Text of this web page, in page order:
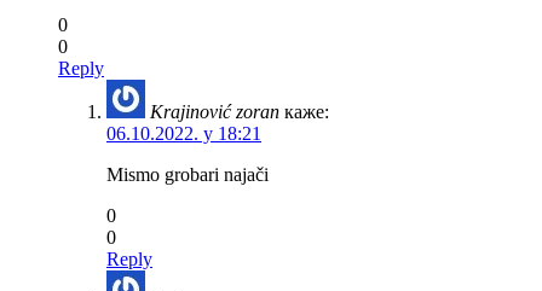
0
0
Reply
Krajinović zoran каже:
06.10.2022. у 18:21
Mismo grobari najači
0
0
Reply